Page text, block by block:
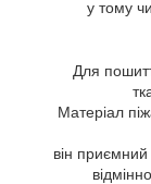
у тому
Для
Матеріал
він приємний